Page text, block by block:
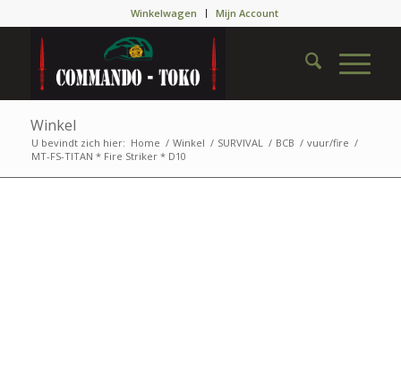
Winkelwagen Mijn Account
Winkel
U bevindt zich hier: Home / Winkel / SURVIVAL / BCB / vuur/fire /
MT-FS-TITAN * Fire Striker * D10